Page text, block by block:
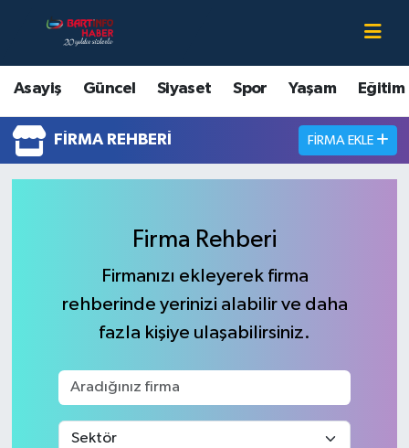
Asayiş Güncel Siyaset Spor Yaşam Eğitim
FIRMA REHBERI FIRMA EKLE
Firma Rehberi
Firmanızı ekleyerek firma
rehberinde yerinizi alabilir ve daha
fazla kişiye ulaşabilirsiniz.
Asayiş
Bartın Hakkında
Çevre
Güncel
Magazin
Medya
Bartın Nöbetçi Eczaneler
Bartın Hava Durumu
Bartin Namaz Vakitleri
Tüm Manşetler
Haber Arşivi